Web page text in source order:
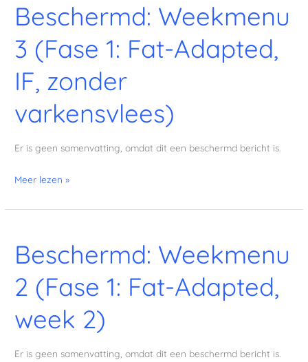
Beschermd: Weekmenu
3 (Fase 1: Fat-Adapted,
IF, zonder
varkensvlees)
Er is geen samenvatting, omdat dit een beschermd bericht is.
Beschermd:
Weekmenu
3
(Fase
1:
Fat-
Adapted,
zonder
Meer lezen »
Beschermd: Weekmenu
2 (Fase 1: Fat-Adapted,
week 2)
Er is geen samenvatting, omdat dit een beschermd bericht is.
Beschermd:
Weekmenu
2
(Fase
1:
Fat-
Adapted,